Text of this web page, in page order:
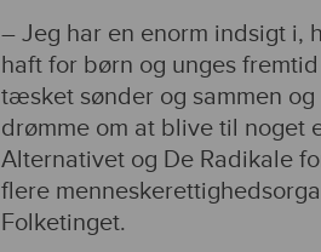
– Jeg har en enorm indsigt i,
haft for børn og unges
tæsket sønder og sammen
drømme om at blive til noget
Alternativet og De Radikale
flere
Folketinget.